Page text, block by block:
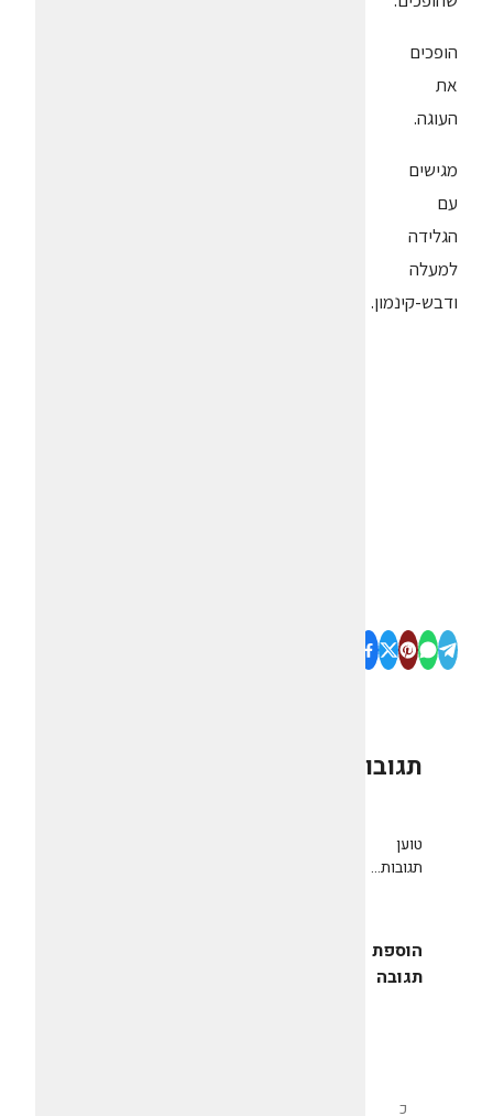
הופכים
את
העוגה.
מגישים
עם
הגלידה
למעלה
ודבש-קינמון.
תגובות
טוען
תגובות...
הוספת
תגובה